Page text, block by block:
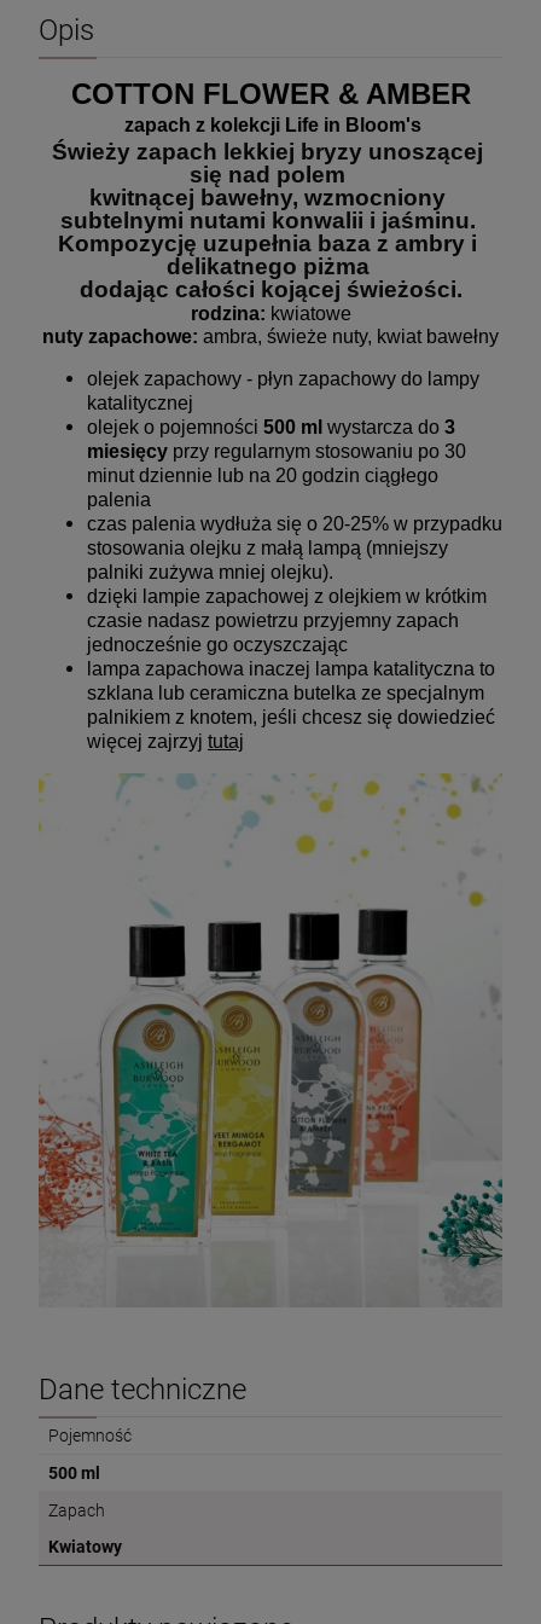
Opis
COTTON FLOWER & AMBER
zapach z kolekcji Life in Bloom's
Świeży zapach lekkiej bryzy unoszącej
się nad polem
kwitnącej bawełny, wzmocniony
subtelnymi nutami konwalii i jaśminu.
Kompozycję uzupełnia baza z ambry i
delikatnego piżma
dodając całości kojącej świeżości.
rodzina: kwiatowe
nuty zapachowe: ambra, świeże nuty, kwiat bawełny
olejek zapachowy - płyn zapachowy do lampy
katalitycznej
olejek o pojemności 500 ml wystarcza do 3
miesięcy przy regularnym stosowaniu po 30
minut dziennie lub na 20 godzin ciągłego
palenia
czas palenia wydłuża się o 20-25% w przypadku
stosowania olejku z małą lampą (mniejszy
palniki zużywa mniej olejku).
dzięki lampie zapachowej z olejkiem w krótkim
czasie nadasz powietrzu przyjemny zapach
jednocześnie go oczyszczając
lampa zapachowa inaczej lampa katalityczna to
szklana lub ceramiczna butelka ze specjalnym
palnikiem z knotem, jeśli chcesz się dowiedzieć
więcej zajrzyj tutaj
Dane techniczne
Pojemność
500 ml
Zapach
Kwiatowy